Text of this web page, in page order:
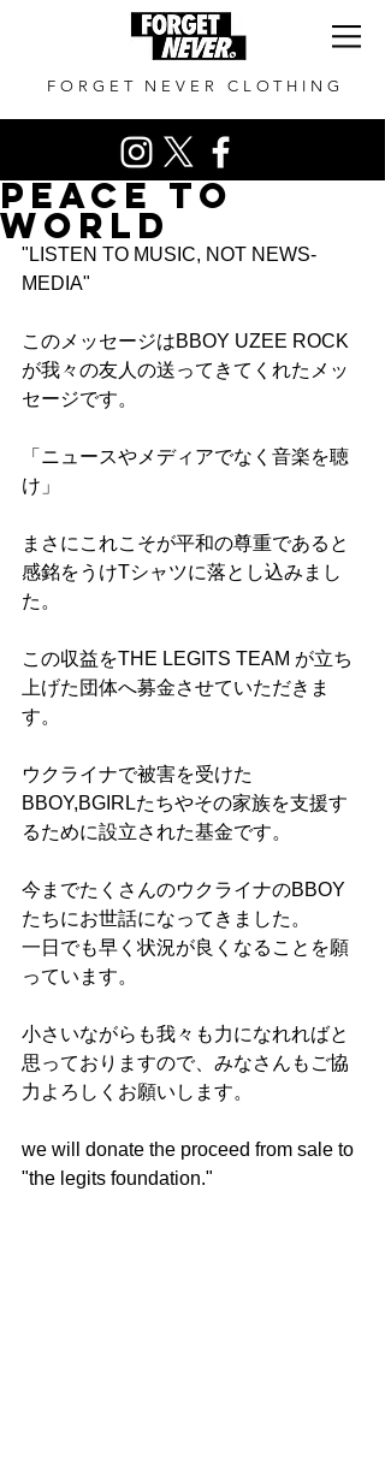
FORGET NEVER CLOTHING
PEACE TO
WORLD
"LISTEN TO MUSIC, NOT NEWS-
MEDIA"
このメッセージはBBOY UZEE ROCK
が我々の友人の送ってきてくれたメッ
セージです。
「ニュースやメディアでなく音楽を聴
け」
まさにこれこそが平和の尊重であると
感銘をうけTシャツに落とし込みまし
た。
この収益をTHE LEGITS TEAM が立ち
上げた団体へ募金させていただきま
す。
ウクライナで被害を受けた
BBOY,BGIRLたちやその家族を支援す
るために設立された基金です。
今までたくさんのウクライナのBBOY
たちにお世話になってきました。
一日でも早く状況が良くなることを願
っています。
小さいながらも我々も力になれればと
思っておりますので、みなさんもご協
力よろしくお願いします。
we will donate the proceed from sale to
"the legits foundation."